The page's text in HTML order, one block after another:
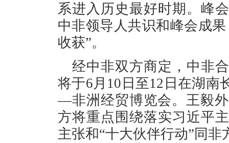
系进入历史最好时期。峰
中非领导人共识和峰会成
收获”。
经中非双方商定，中非
将于6月10日至12日在湖南
—非洲经贸博览会。王毅
方将重点围绕落实习近平
主张和“十大伙伴行动”同